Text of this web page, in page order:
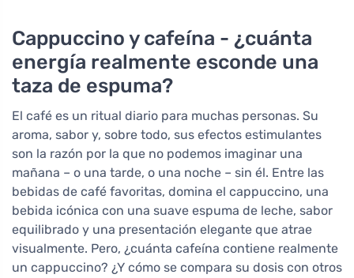
Cappuccino y cafeína - ¿cuánta
energía realmente esconde una
taza de espuma?
El café es un ritual diario para muchas personas. Su
aroma, sabor y, sobre todo, sus efectos estimulantes
son la razón por la que no podemos imaginar una
mañana – o una tarde, o una noche – sin él. Entre las
bebidas de café favoritas, domina el cappuccino, una
bebida icónica con una suave espuma de leche, sabor
equilibrado y una presentación elegante que atrae
visualmente. Pero, ¿cuánta cafeína contiene realmente
un cappuccino? ¿Y cómo se compara su dosis con otros